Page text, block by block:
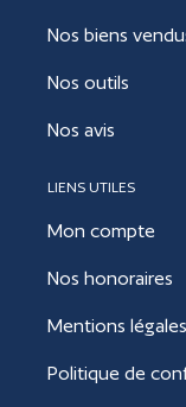
Nos biens
Nos outils
Nos avis
LIENS UTILES
Mon compte
Nos honoraires
Mentions légales
Politique de